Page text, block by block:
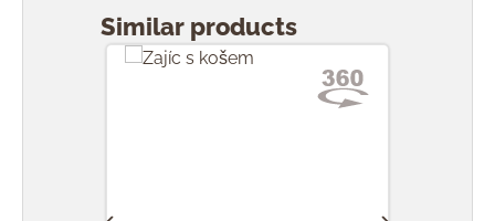
Similar products